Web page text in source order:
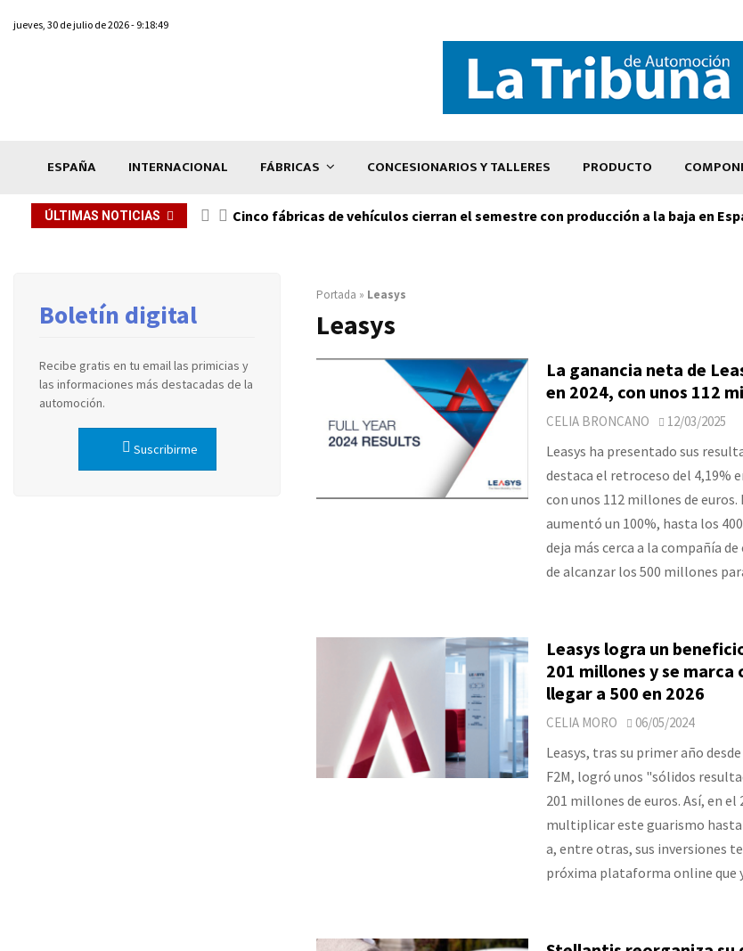
jueves, 30 de julio de 2026 - 9:18:49
ESPAÑA INTERNACIONAL FÁBRICAS CONCESIONARIOS Y TALLERES PRODUCTO
ÚLTIMAS NOTICIAS Cinco fábricas de vehículos cierran el semestre con producción a la baja en
Portada » Leasys
Leasys
La ganancia neta de
en 2024, con unos 112
CELIA BRONCANO 12/03/2025
Leasys ha presentado sus
destaca el retroceso del 4,19%
con unos 112 millones de
aumentó un 100%, hasta los
deja más cerca a la compañía
de alcanzar los 500 millones
Leasys logra un
201 millones y se
llegar a 500 en 2026
CELIA MORO 06/05/2024
Leasys, tras su primer año
F2M, logró unos "sólidos
201 millones de euros. Así, en el
multiplicar este guarismo
a, entre otras, sus inversiones
próxima plataforma online que
Boletín digital
Recibe gratis en tu email las primicias y
las informaciones más destacadas de la
automoción.
Suscribirme